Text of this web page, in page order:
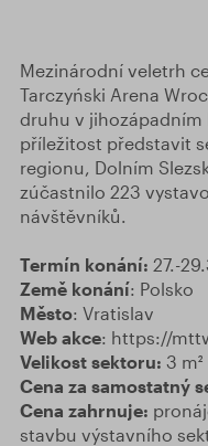
Mezinárodní veletrh
Tarczyński Arena
druhu v jihozápadním
příležitost představit
regionu, Dolním
zúčastnilo 223
návštěvníků.
Termín konání: 27.-
Země konání: Polsko
Město: Vratislav
Web akce: https://
Velikost sektoru: 3 m²
Cena za samostatný
Cena zahrnuje:
stavbu výstavního